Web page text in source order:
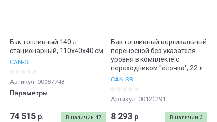
Бак топливный 140 л
стационарный, 110х40х40 см
CAN-SB
Артикул: 00087748
Параметры
В наличии 47
74 515 р.
Бак топливный вертикальный
переносной без указателя
уровня в комплекте с
переходником "елочка", 22 л
CAN-SB
Артикул: 00120291
В наличии 3
8 293 р.